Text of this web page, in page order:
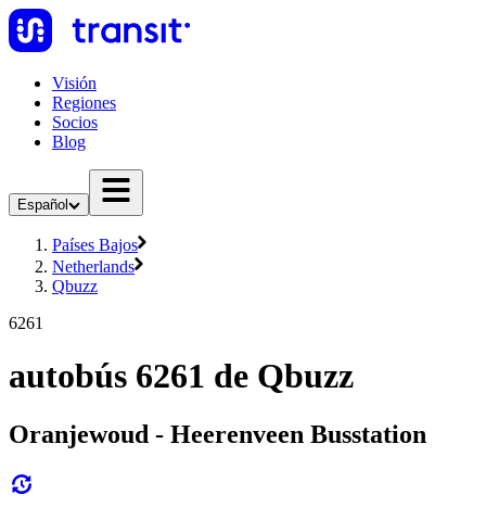
Visión
Regiones
Socios
Blog
Español
Países Bajos
Netherlands
Qbuzz
6261
autobús 6261 de Qbuzz
Oranjewoud - Heerenveen Busstation